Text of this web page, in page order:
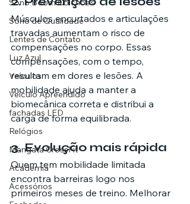
Sono Boom Colchões
Sono de Qualidade
Lentes de Contato
Luz Azul
Veículos
Veículo Apreendido
fachadas LED
Relógios
Mangata CrossFit
Academia
Acessórios
Músculos encurtados e articulações
travadas aumentam o risco de
compensações no corpo. Essas
compensações, com o tempo,
resultam em dores e lesões. A
mobilidade ajuda a manter a
biomecânica correta e distribui a
carga de forma equilibrada.
3. Evolução mais rápida
Quem tem mobilidade limitada
encontra barreiras logo nos
primeiros meses de treino. Melhorar